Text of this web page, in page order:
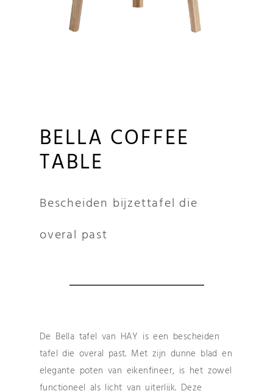
BELLA COFFEE
TABLE
Bescheiden bijzettafel die
overal past
De Bella tafel van HAY is een bescheiden
tafel die overal past. Met zijn dunne blad en
elegante poten van eikenfineer, is het zowel